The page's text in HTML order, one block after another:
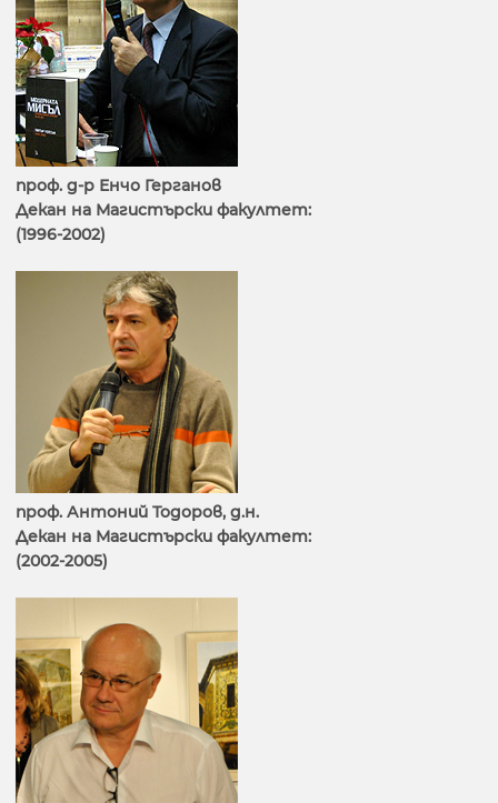
проф. д-р Енчо Герганов
Декан на Магистърски факултет:
(1996-2002)
проф. Антоний Тодоров, д.н.
Декан на Магистърски факултет:
(2002-2005)